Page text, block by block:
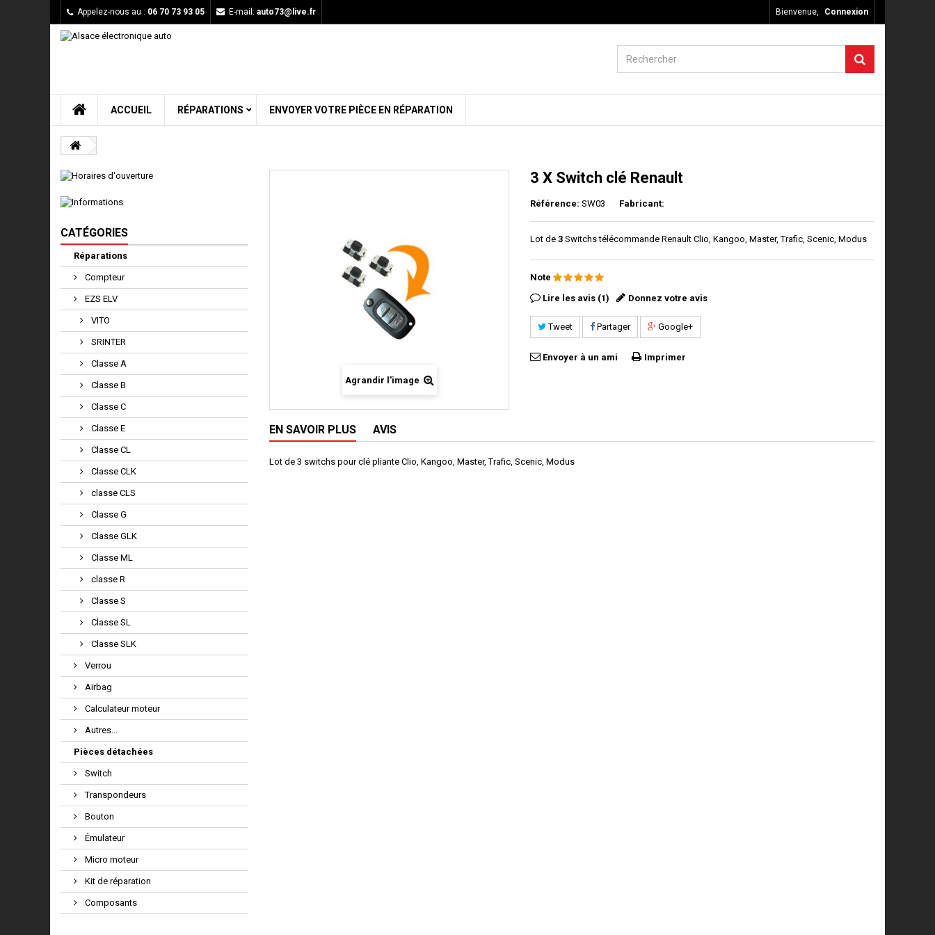
Bienvenue, Connexion
Appelez-nous au : 06 70 73 93 05 E-mail: auto73@live.fr
ACCUEIL RÉPARATIONS ENVOYER VOTRE PIÈCE EN RÉPARATION
CATÉGORIES
Réparations
Compteur
EZS ELV
VITO
SRINTER
Classe A
Classe B
Classe C
Classe E
Classe CL
Classe CLK
classe CLS
Classe G
Classe GLK
Classe ML
classe R
Classe S
Classe SL
Classe SLK
Verrou
Airbag
Calculateur moteur
Autres...
Pièces détachées
Switch
Transpondeurs
Bouton
Émulateur
Micro moteur
Kit de réparation
Composants
Agrandir l'image
3 X Switch clé Renault
Référence: SW03 Fabricant:
Lot de3 Switchs télécommande Renault Clio, Kangoo, Master, Trafic, Scenic, Modus
Note
Lire les avis (1)
Donnez votre avis
Tweet Partager Google+
Envoyer à un ami Imprimer
EN SAVOIR PLUS AVIS
Lot de 3 switchs pour clé pliante Clio, Kangoo, Master, Trafic, Scenic, Modus